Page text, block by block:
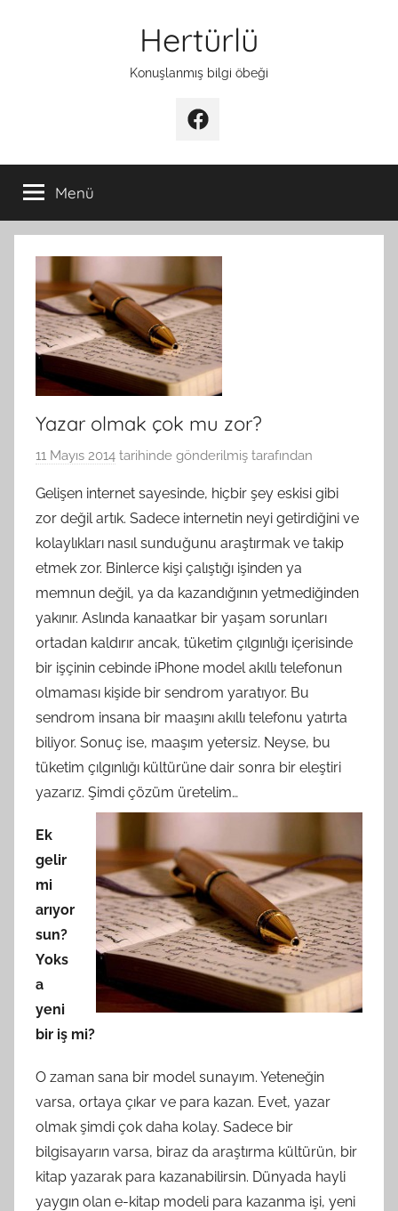
Hertürlü
Konuşlanmış bilgi öbeği
Facebook
Menü
Yazar olmak çok mu zor?
11 Mayıs 2014 tarihinde gönderilmiş tarafından
Gelişen internet sayesinde, hiçbir şey eskisi gibi
zor değil artık. Sadece internetin neyi getirdiğini ve
kolaylıkları nasıl sunduğunu araştırmak ve takip
etmek zor. Binlerce kişi çalıştığı işinden ya
memnun değil, ya da kazandığının yetmediğinden
yakınır. Aslında kanaatkar bir yaşam sorunları
ortadan kaldırır ancak, tüketim çılgınlığı içerisinde
bir işçinin cebinde iPhone model akıllı telefonun
olmaması kişide bir sendrom yaratıyor. Bu
sendrom insana bir maaşını akıllı telefonu yatırta
biliyor. Sonuç ise, maaşım yetersiz. Neyse, bu
tüketim çılgınlığı kültürüne dair sonra bir eleştiri
yazarız. Şimdi çözüm üretelim…
Ek
gelir
mi
arıyor
sun?
Yoks
a
yeni
bir iş mi?
O zaman sana bir model sunayım. Yeteneğin
varsa, ortaya çıkar ve para kazan. Evet, yazar
olmak şimdi çok daha kolay. Sadece bir
bilgisayarın varsa, biraz da araştırma kültürün, bir
kitap yazarak para kazanabilirsin. Dünyada hayli
yaygın olan e-kitap modeli para kazanma işi, yeni